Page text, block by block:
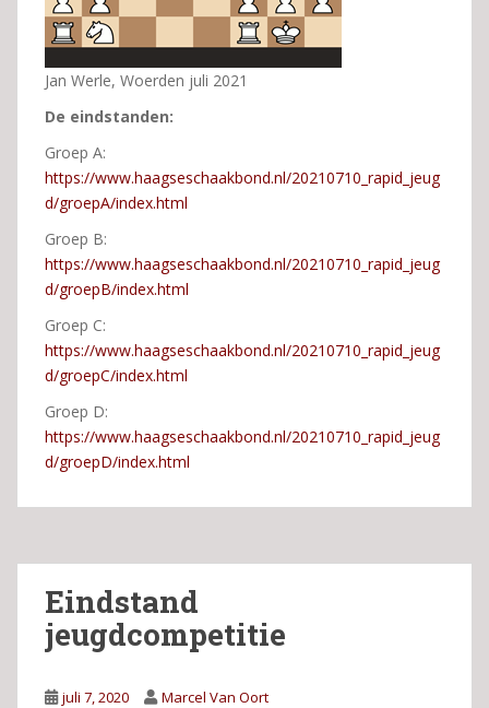
Jan Werle, Woerden juli 2021
De eindstanden:
Groep A:
https://www.haagseschaakbond.nl/20210710_rapid_jeug
d/groepA/index.html
Groep B:
https://www.haagseschaakbond.nl/20210710_rapid_jeug
d/groepB/index.html
Groep C:
https://www.haagseschaakbond.nl/20210710_rapid_jeug
d/groepC/index.html
Groep D:
https://www.haagseschaakbond.nl/20210710_rapid_jeug
d/groepD/index.html
Eindstand
jeugdcompetitie
juli 7, 2020 Marcel Van Oort